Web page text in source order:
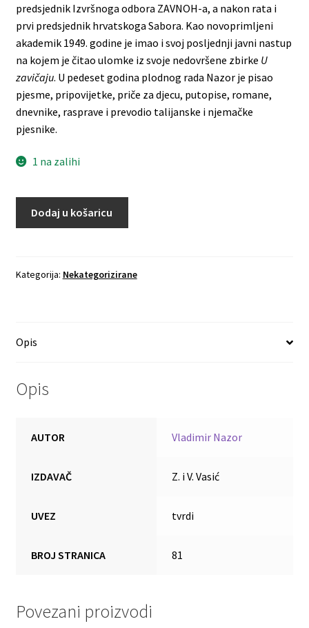
predsjednik Izvršnoga odbora ZAVNOH-a, a nakon rata i
prvi predsjednik hrvatskoga Sabora. Kao novoprimljeni
akademik 1949. godine je imao i svoj posljednji javni nastup
na kojem je čitao ulomke iz svoje nedovršene zbirke U
zavičaju. U pedeset godina plodnog rada Nazor je pisao
pjesme, pripovijetke, priče za djecu, putopise, romane,
dnevnike, rasprave i prevodio talijanske i njemačke
pjesnike.
1 na zalihi
Dodaj u košaricu
Kategorija: Nekategorizirane
Opis
Opis
AUTOR Vladimir Nazor
IZDAVAČ Z. i V. Vasić
UVEZ tvrdi
BROJ STRANICA 81
Povezani proizvodi